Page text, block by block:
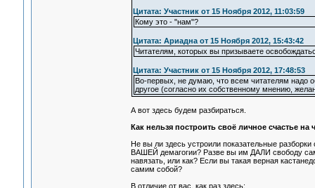
Цитата: Участник от 15 Ноября 2012, 11:03:59
Кому это - "нам"?
Цитата: Ариадна от 15 Ноября 2012, 15:43:42
Читателям, которых вы призываете
Цитата: Участник от 15 Ноября 2012, 17:48:53
Во-первых, не думаю, что всем читателям надо
другое (согласно их собственному мнению,
А вот здесь будем разбираться.
Как нельзя построить своё личное счастье на
Не вы ли здесь устроили показательные
ВАШЕЙ демагогии? Разве вы им ДАЛИ свободу
навязать, или как? Если вы такая верная
самим собой?
В отличие от вас, как раз здесь: